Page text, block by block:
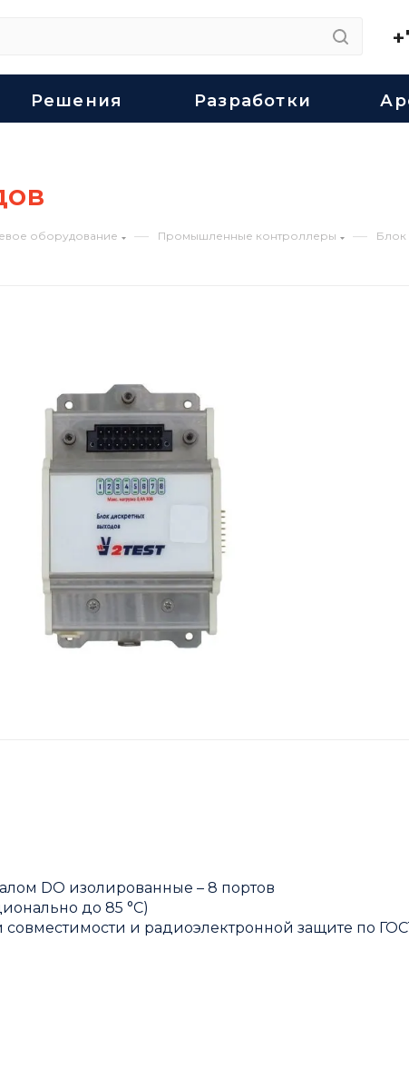
Решения Разработки
оборудование — Промышленные контроллеры — Блок
DO изолированные – 8 портов
до 85 °С)
совместимости и радиоэлектронной защите по